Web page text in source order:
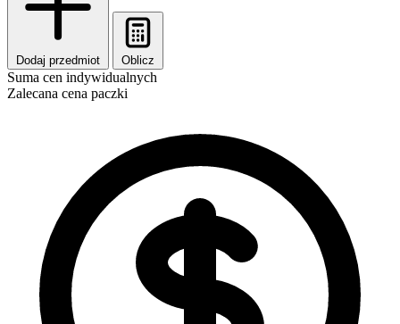
Dodaj przedmiot Oblicz
Suma cen indywidualnych
Zalecana cena paczki